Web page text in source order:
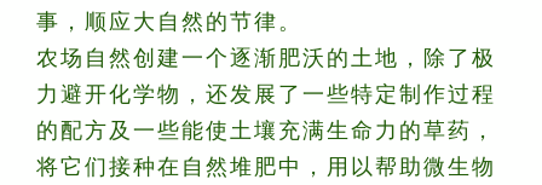
事，顺应大自然的节律。
农场自然创建一个逐渐肥沃的土地，除了极
力避开化学物，还发展了一些特定制作过程
的配方及一些能使土壤充满生命力的草药，
将它们接种在自然堆肥中，用以帮助微生物